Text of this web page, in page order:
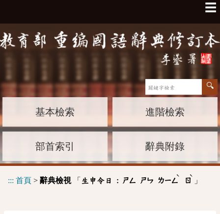
☰
基本檢索 進階檢索
部首索引 辭典附錄
::: 首頁 > 辭典檢視「 生申令日 : ㄕㄥ ㄕㄣ ㄌㄧㄥ
ˋ
ㄖ
ˋ
」